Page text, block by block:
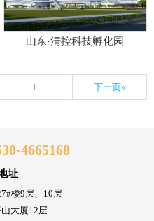
山东·清控科技孵化园
1 下一页»
4665168
址
楼9层、10层
大厦12层